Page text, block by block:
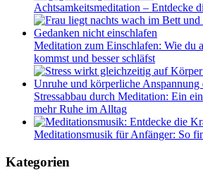
Achtsamkeitsmeditation – Entdecke
Meditation zum Einschlafen: Wie du
kommst und besser schläfst
Stressabbau durch Meditation: Ein
mehr Ruhe im Alltag
Meditationsmusik für Anfänger: So
Kategorien